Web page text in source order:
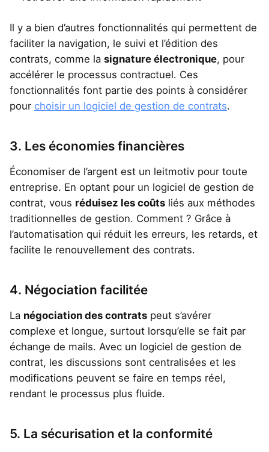
Il y a bien d’autres fonctionnalités qui permettent de
faciliter la navigation, le suivi et l’édition des
contrats, comme la signature électronique, pour
accélérer le processus contractuel. Ces
fonctionnalités font partie des points à considérer
pour choisir un logiciel de gestion de contrats.
3. Les économies financières
Économiser de l’argent est un leitmotiv pour toute
entreprise. En optant pour un logiciel de gestion de
contrat, vous réduisez les coûts liés aux méthodes
traditionnelles de gestion. Comment ? Grâce à
l’automatisation qui réduit les erreurs, les retards, et
facilite le renouvellement des contrats.
4. Négociation facilitée
La négociation des contrats peut s’avérer
complexe et longue, surtout lorsqu’elle se fait par
échange de mails. Avec un logiciel de gestion de
contrat, les discussions sont centralisées et les
modifications peuvent se faire en temps réel,
rendant le processus plus fluide.
5. La sécurisation et la conformité